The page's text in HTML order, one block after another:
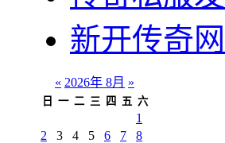
新开传奇
« 2026年 8月 »
日 一 二 三 四 五 六
1
2
3 4 5 6 7
8